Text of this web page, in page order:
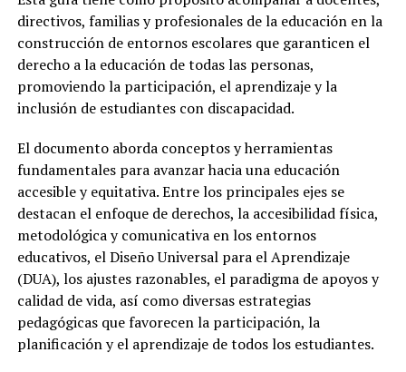
directivos, familias y profesionales de la educación en la
construcción de entornos escolares que garanticen el
derecho a la educación de todas las personas,
promoviendo la participación, el aprendizaje y la
inclusión de estudiantes con discapacidad.
El documento aborda conceptos y herramientas
fundamentales para avanzar hacia una educación
accesible y equitativa. Entre los principales ejes se
destacan el enfoque de derechos, la accesibilidad física,
metodológica y comunicativa en los entornos
educativos, el Diseño Universal para el Aprendizaje
(DUA), los ajustes razonables, el paradigma de apoyos y
calidad de vida, así como diversas estrategias
pedagógicas que favorecen la participación, la
planificación y el aprendizaje de todos los estudiantes.